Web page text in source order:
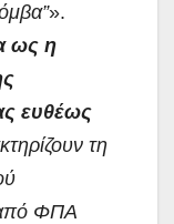
».
ως η
ευθέως
τη
ΦΠΑ